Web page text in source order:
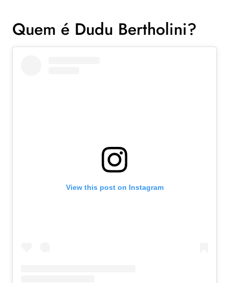
Quem é Dudu Bertholini?
View this post on Instagram